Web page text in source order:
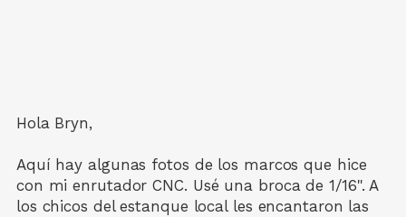
Hola Bryn,
Aquí hay algunas fotos de los marcos que hice
con mi enrutador CNC. Usé una broca de 1/16". A
los chicos del estanque local les encantaron las